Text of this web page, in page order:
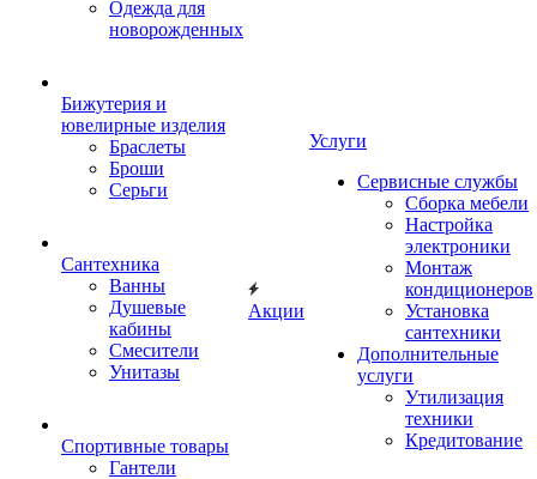
Одежда для
новорожденных
Бижутерия и
ювелирные изделия
Браслеты
Броши
Серьги
Сантехника
Ванны
Душевые
кабины
Смесители
Унитазы
Спортивные товары
Гантели
Акции
Услуги
Сервисные службы
Сборка мебели
Настройка
электроники
Монтаж
кондиционеров
Установка
сантехники
Дополнительные
услуги
Утилизация
техники
Кредитование